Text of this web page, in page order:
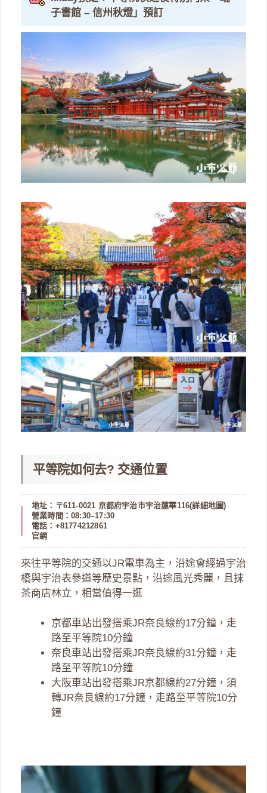
子書館 – 信州秋燈」預訂
平等院如何去? 交通位置
地址：〒611-0021 京都府宇治市宇治蓮華116(詳細地圖)
營業時間：08:30–17:30
電話：+81774212861
官網
來往平等院的交通以JR電車為主，沿途會經過宇治
橋與宇治表參道等歷史景點，沿途風光秀麗，且抹
茶商店林立，相當值得一逛
京都車站出發搭乘JR奈良線約17分鐘，走
路至平等院10分鐘
奈良車站出發搭乘JR奈良線約31分鐘，走
路至平等院10分鐘
大阪車站出發搭乘JR京都線約27分鐘，須
轉JR奈良線約17分鐘，走路至平等院10分
鐘